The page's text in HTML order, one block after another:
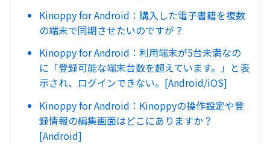
Kinoppy for Android：購入した電子書籍を複数
の端末で同期させたいのですが？
Kinoppy for Android：利用端末が5台未満なの
に「登録可能な端末台数を超えています。」と表
示され、ログインできない。[Android/iOS]
Kinoppy for Android：Kinoppyの操作設定や登
録情報の編集画面はどこにありますか？
[Android]